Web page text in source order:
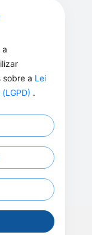
a
sobre a Lei
.